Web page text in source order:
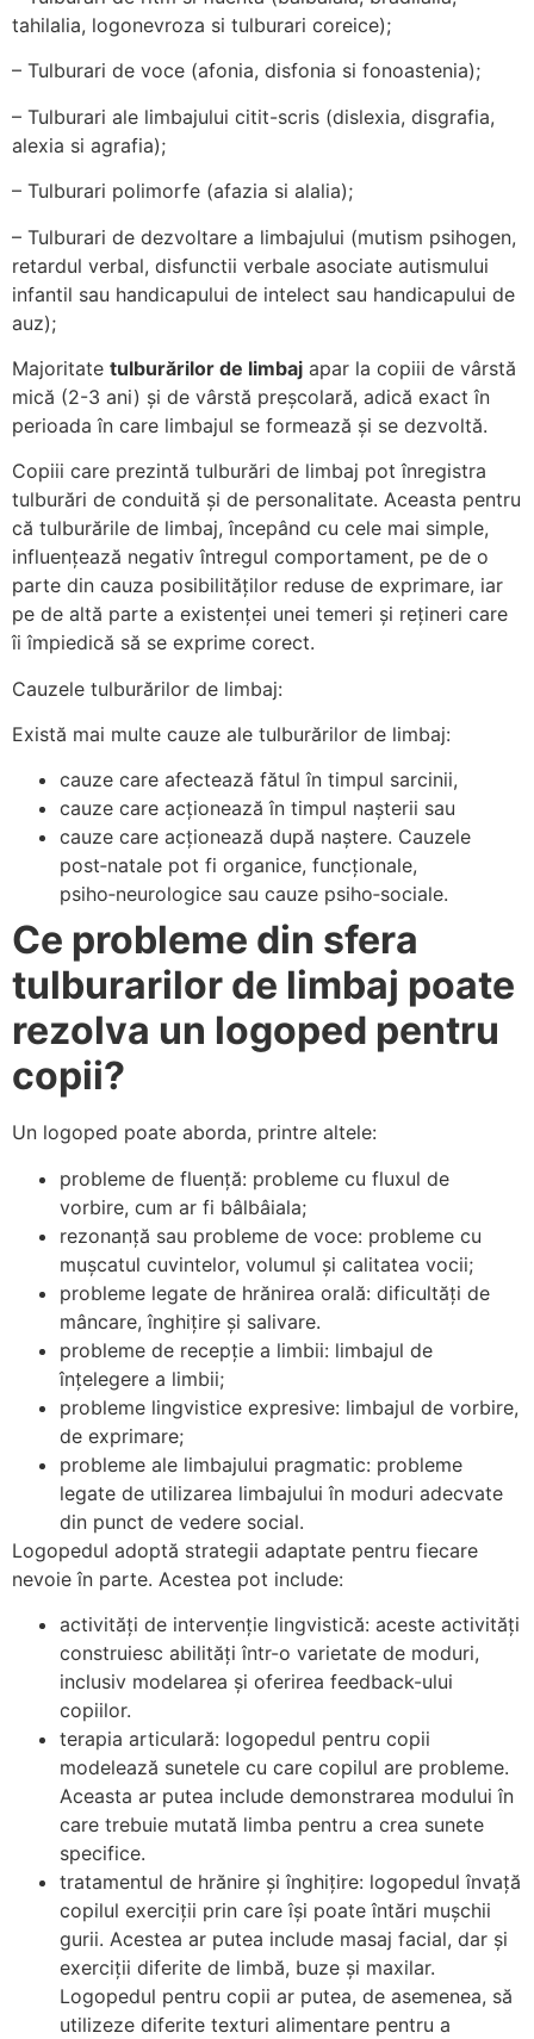
tahilalia, logonevroza si tulburari coreice);
– Tulburari de voce (afonia, disfonia si fonoastenia);
– Tulburari ale limbajului citit-scris (dislexia, disgrafia,
alexia si agrafia);
– Tulburari polimorfe (afazia si alalia);
– Tulburari de dezvoltare a limbajului (mutism psihogen,
retardul verbal, disfunctii verbale asociate autismului
infantil sau handicapului de intelect sau handicapului de
auz);
Majoritate tulburărilor de limbaj apar la copiii de vârstă
mică (2-3 ani) și de vârstă preșcolară, adică exact în
perioada în care limbajul se formează și se dezvoltă.
Copiii care prezintă tulburări de limbaj pot înregistra
tulburări de conduită și de personalitate. Aceasta pentru
că tulburările de limbaj, începând cu cele mai simple,
influențează negativ întregul comportament, pe de o
parte din cauza posibilităților reduse de exprimare, iar
pe de altă parte a existenței unei temeri și rețineri care
îi împiedică să se exprime corect.
Cauzele tulburărilor de limbaj:
Există mai multe cauze ale tulburărilor de limbaj:
cauze care afectează fătul în timpul sarcinii,
cauze care acționează în timpul nașterii sau
cauze care acționează după naștere. Cauzele
post‑natale pot fi organice, funcționale,
psiho‑neurologice sau cauze psiho‑sociale.
Ce probleme din sfera
tulburarilor de limbaj poate
rezolva un logoped pentru
copii?
Un logoped poate aborda, printre altele:
probleme de fluență: probleme cu fluxul de
vorbire, cum ar fi bâlbâiala;
rezonanță sau probleme de voce: probleme cu
mușcatul cuvintelor, volumul și calitatea vocii;
probleme legate de hrănirea orală: dificultăți de
mâncare, înghițire și salivare.
probleme de recepție a limbii: limbajul de
înțelegere a limbii;
probleme lingvistice expresive: limbajul de vorbire,
de exprimare;
probleme ale limbajului pragmatic: probleme
legate de utilizarea limbajului în moduri adecvate
din punct de vedere social.
Logopedul adoptă strategii adaptate pentru fiecare
nevoie în parte. Acestea pot include:
activități de intervenție lingvistică: aceste activități
construiesc abilități într-o varietate de moduri,
inclusiv modelarea și oferirea feedback-ului
copiilor.
terapia articulară: logopedul pentru copii
modelează sunetele cu care copilul are probleme.
Aceasta ar putea include demonstrarea modului în
care trebuie mutată limba pentru a crea sunete
specifice.
tratamentul de hrănire și înghițire: logopedul învață
copilul exerciții prin care își poate întări mușchii
gurii. Acestea ar putea include masaj facial, dar și
exerciții diferite de limbă, buze și maxilar.
Logopedul pentru copii ar putea, de asemenea, să
utilizeze diferite texturi alimentare pentru a